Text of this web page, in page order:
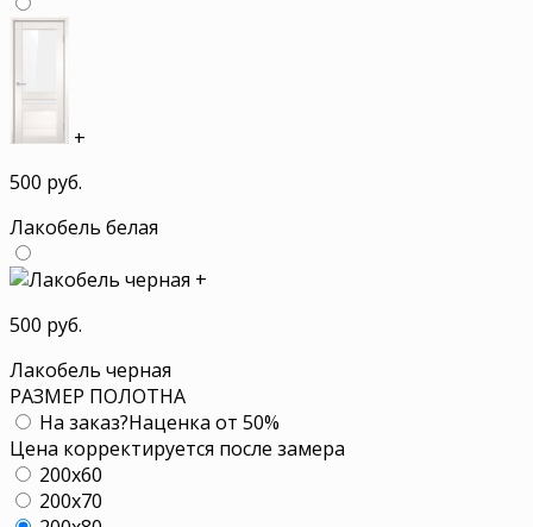
+
500 руб.
Лакобель белая
+
500 руб.
Лакобель черная
РАЗМЕР ПОЛОТНА
На заказ?Наценка от 50%
Цена корректируется после замера
200x60
200x70